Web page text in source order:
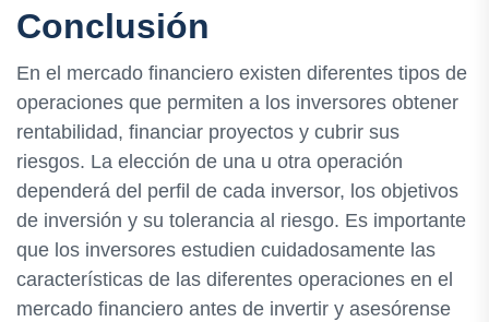
Conclusión
En el mercado financiero existen diferentes tipos de
operaciones que permiten a los inversores obtener
rentabilidad, financiar proyectos y cubrir sus
riesgos. La elección de una u otra operación
dependerá del perfil de cada inversor, los objetivos
de inversión y su tolerancia al riesgo. Es importante
que los inversores estudien cuidadosamente las
características de las diferentes operaciones en el
mercado financiero antes de invertir y asesórense